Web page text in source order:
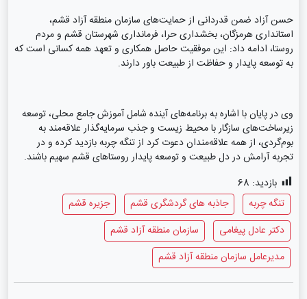
حسن آزاد ضمن قدردانی از حمایت‌های سازمان منطقه آزاد قشم،
استانداری هرمزگان، بخشداری حرا، فرمانداری شهرستان قشم و مردم
روستا، ادامه داد: این موفقیت حاصل همکاری و تعهد همه کسانی است که
به توسعه پایدار و حفاظت از طبیعت باور دارند.
وی در پایان با اشاره به برنامه‌های آینده شامل آموزش جامع محلی، توسعه
زیرساخت‌های سازگار با محیط زیست و جذب سرمایه‌گذار علاقه‌مند به
بوم‌گردی، از همه علاقه‌مندان دعوت کرد از تنگه چربه بازدید کرده و در
تجربه آرامش در دل طبیعت و توسعه پایدار روستاهای قشم سهیم باشند.
بازدید: 68
تنگه چربه
جاذبه های گردشگری قشم
جزیره قشم
دکتر عادل پیغامی
سازمان منطقه آزاد قشم
مدیرعامل سازمان منطقه آزاد قشم